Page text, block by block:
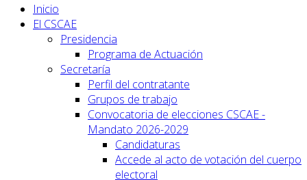
Inicio
El CSCAE
Presidencia
Programa de Actuación
Secretaría
Perfil del contratante
Grupos de trabajo
Convocatoria de elecciones CSCAE -
Mandato 2026-2029
Candidaturas
Accede al acto de votación del cuerpo
electoral